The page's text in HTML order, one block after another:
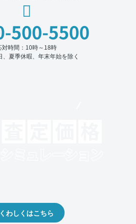
500-5500
対時間：10時～18時
、夏季休暇、年末年始を除く
くわしくはこちら